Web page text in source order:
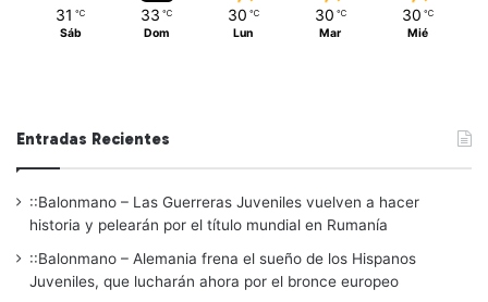
31 ℃
Sáb
33 ℃
Dom
30 ℃
Lun
30 ℃
Mar
30 ℃
Mié
Entradas Recientes
::Balonmano – Las Guerreras Juveniles vuelven a hacer
historia y pelearán por el título mundial en Rumanía
::Balonmano – Alemania frena el sueño de los Hispanos
Juveniles, que lucharán ahora por el bronce europeo